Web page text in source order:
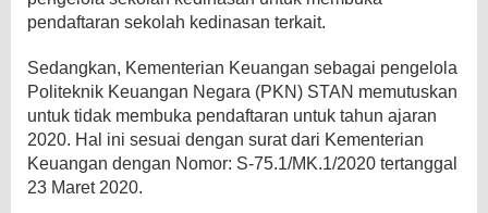
pendaftaran sekolah kedinasan terkait.
Sedangkan, Kementerian Keuangan sebagai pengelola
Politeknik Keuangan Negara (PKN) STAN memutuskan
untuk tidak membuka pendaftaran untuk tahun ajaran
2020. Hal ini sesuai dengan surat dari Kementerian
Keuangan dengan Nomor: S-75.1/MK.1/2020 tertanggal
23 Maret 2020.